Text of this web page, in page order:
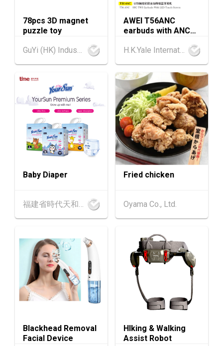
13-17
AUG
香港
13.08.2026 - 17.08.2026
香港貿發局美食博覽 2026 (香港會議展覽中心)
13-15
AUG
13.08.2026 - 15.08.2026
國際現代化中醫藥及健康產品會議 2026 (香港
會議展覽中心)
25-27
AUG
中國內地
25.08.2026 - 27.08.2026
中國國際紡織⾯料及輔料（秋冬）博覽會 (202
6年8月25至27日)
1-5
香港
01.09.2026 - 05.09.2026
國際名表薈萃 2026 (香港會議展覽中心)
SEP
心)
SEP
香港國際時尚匯展 2026 (香港會議展覽中心)
9-10
SEP
香港
09.09.2026 - 10.09.2026
一帶一路高峰論壇2026
09.09.2026
nt自動化 • 智能物流 • 貿易增長新布局
78pcs 3D magnet
puzzle toy
GuYi (HK) Industrial Co.,Limited
AWEI T56ANC
earbuds with ANC
H.K.Yale International Industry Co., Limited
Baby Diaper Fried chicken
Oyama Co., Ltd.
Blackhead Removal
Facial Device
HIking & Walking
Assist Robot